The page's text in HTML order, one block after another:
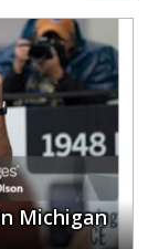
Michigan